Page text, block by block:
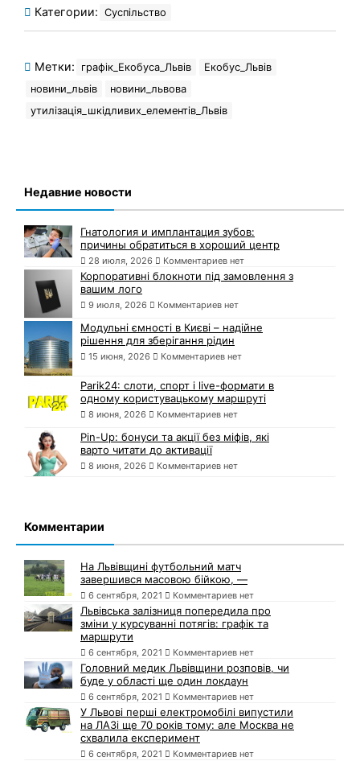
Категории: Суспільство
Метки: графік_Екобуса_Львів
Екобус_Львів
новини_львів
новини_львова
утилізація_шкідливих_елементів_Львів
Недавние новости
Гнатология и имплантация зубов:
причины обратиться в хороший центр
28 июля, 2026 Комментариев нет
Корпоративні блокноти під замовлення з
вашим лого
9 июля, 2026 Комментариев нет
Модульні ємності в Києві – надійне
рішення для зберігання рідин
15 июня, 2026 Комментариев нет
Parik24: слоти, спорт і live-формати в
одному користувацькому маршруті
8 июня, 2026 Комментариев нет
Pin-Up: бонуси та акції без міфів, які
варто читати до активації
8 июня, 2026 Комментариев нет
Комментарии
На Львівщині футбольний матч
завершився масовою бійкою, —
6 сентября, 2021 Комментариев нет
Львівська залізниця попередила про
зміни у курсуванні потягів: графік та
маршрути
6 сентября, 2021 Комментариев нет
Головний медик Львівщини розповів, чи
буде у області ще один локдаун
6 сентября, 2021 Комментариев нет
У Львові перші електромобілі випустили
на ЛАЗі ще 70 років тому: але Москва не
схвалила експеримент
6 сентября, 2021 Комментариев нет